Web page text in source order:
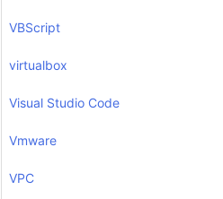
VBScript
virtualbox
Visual Studio Code
Vmware
VPC